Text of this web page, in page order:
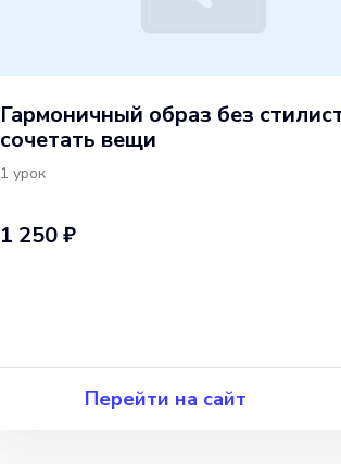
Гармоничный образ без
сочетать вещи
1 урок
1 250 ₽
Перейти на сайт